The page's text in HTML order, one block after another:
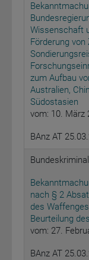
Wissenschaft
Förderung
zum Aufbau
Australien,
Südostasien
vom: 10. März
BAnz AT
nach § 2
des
Beurteilung
vom: 27.
BAnz AT